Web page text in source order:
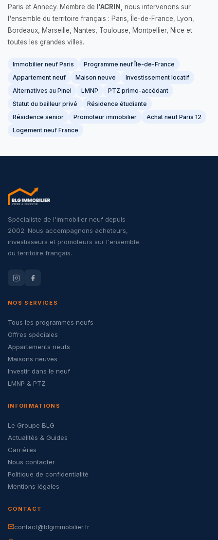
Paris et Annecy. Membre de l'ACRIN
, nous intervenons sur
l'ensemble du territoire français : Paris, Île-de-France, Lyon,
Bordeaux, Marseille, Nantes, Toulouse, Montpellier, Nice et
toutes les grandes villes.
Immobilier neuf Paris
Programme neuf Île-de-France
Appartement neuf
Maison neuve
Investissement locatif
Alternatives au Pinel
LMNP
PTZ primo-accédant
Statut du bailleur privé
Résidence étudiante
Résidence senior
Promoteur immobilier
Achat neuf Paris 12
Logement neuf France
Spécialiste de l'immobilier neuf depuis
2002. Nous accompagnons acheteurs,
investisseurs et promoteurs sur l'ensemble
du territoire français.
NOS SERVICES
Tous les programmes neufs
Offres spéciales
Appartements neufs
Maisons neuves
Investir dans le neuf
LMNP & PTZ
INFORMATIONS
Le Groupe BLG
Actualités & Guides
Carrières
Nous contacter
Politique de confidentialité
Mentions légales
CONTACT
contact@blgimmobilier.fr